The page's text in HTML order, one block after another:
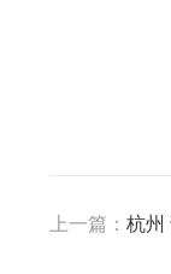
上一篇： 杭州